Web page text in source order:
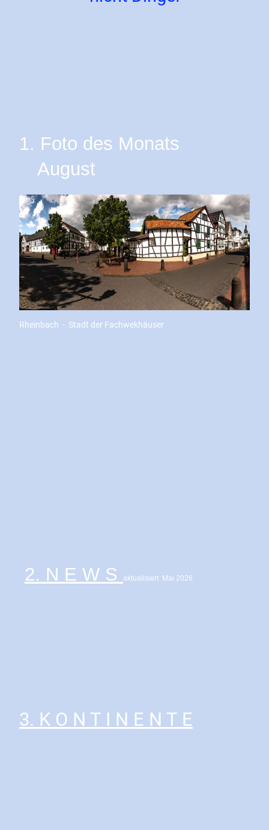
1. Foto des Monats
August
Rheinbach - Stadt der Fachwekhäuser
2. N E W S aktualisiert Mai 2026
3. K O N T I N E N T E